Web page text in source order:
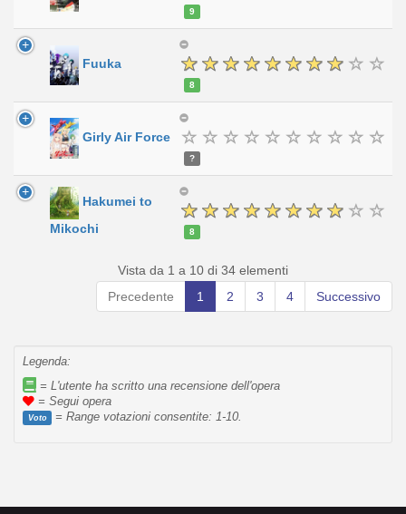
9
Fuuka
8
Girly Air Force
?
Hakumei to
Mikochi
8
Vista da 1 a 10 di 34 elementi
Precedente
1 2 3 4 Successivo
Legenda:
= L'utente ha scritto una recensione dell'opera
= Segui opera
Voto = Range votazioni consentite: 1-10.